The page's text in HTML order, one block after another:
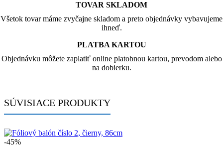
TOVAR SKLADOM
Všetok tovar máme zvyčajne skladom a preto objednávky vybavujeme
ihneď.
PLATBA KARTOU
Objednávku môžete zaplatiť online platobnou kartou, prevodom alebo
na dobierku.
SÚVISIACE PRODUKTY
-45%